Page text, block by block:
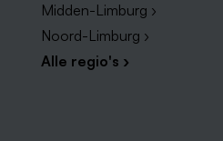
Midden-Limburg ›
Noord-Limburg ›
Alle regio's ›